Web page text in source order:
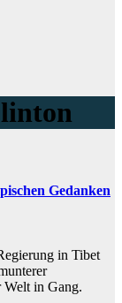
Gedanken
in Tibet
Welt in Gang.